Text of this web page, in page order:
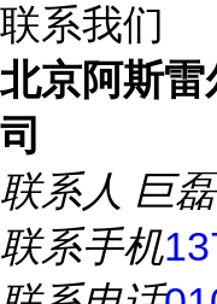
联系我们
北京阿斯
司
联系人 巨磊
联系手机